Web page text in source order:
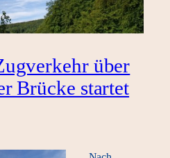
über
Brücke startet